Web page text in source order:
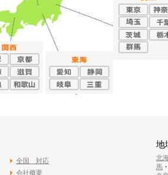
全国 対応
会社概要
地
北
馬 ・